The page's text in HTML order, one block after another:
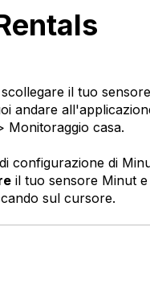
il tuo
andare
Monitoraggio casa.
configurazione di
il tuo sensore Minut
sul cursore.